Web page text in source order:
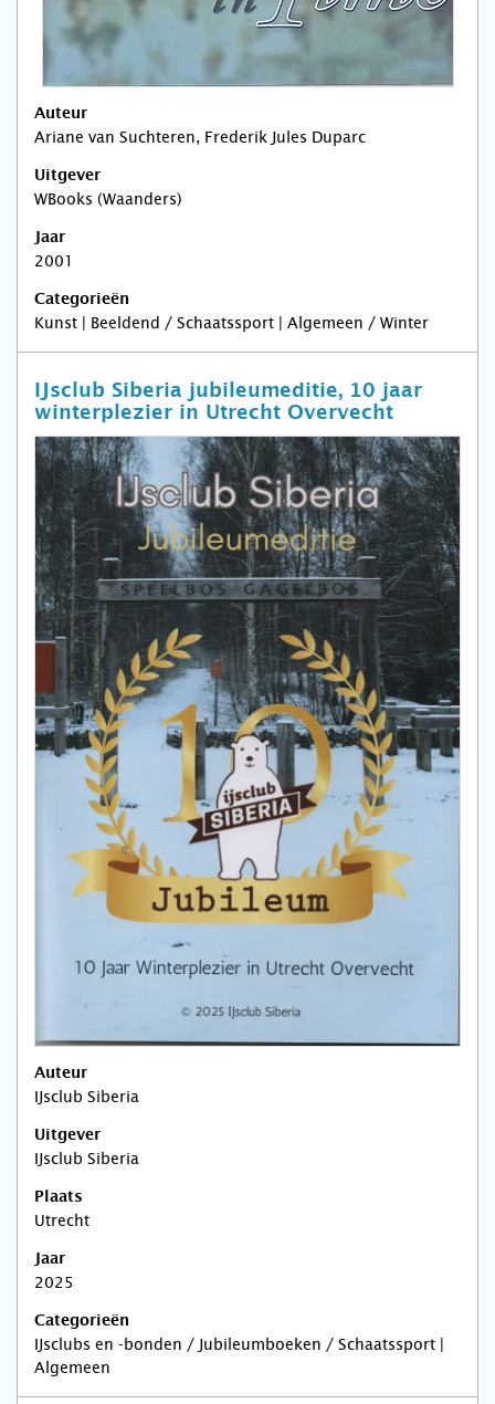
Auteur
Ariane van Suchteren, Frederik Jules Duparc
Uitgever
WBooks (Waanders)
Jaar
2001
Categorieën
Kunst | Beeldend / Schaatssport | Algemeen / Winter
IJsclub Siberia jubileumeditie, 10 jaar
winterplezier in Utrecht Overvecht
Auteur
IJsclub Siberia
Uitgever
IJsclub Siberia
Plaats
Utrecht
Jaar
2025
Categorieën
IJsclubs en -bonden / Jubileumboeken / Schaatssport |
Algemeen